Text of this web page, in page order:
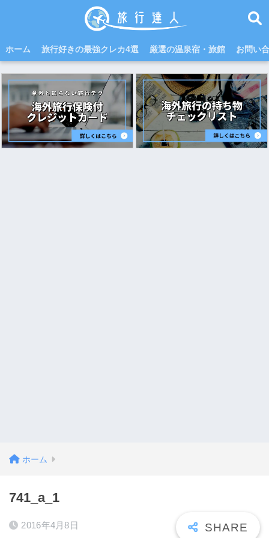
ホーム 旅行好きの最強クレカ4選 厳選の温泉宿・旅館 お問い
ホーム
741_a_1
2016年4月8日